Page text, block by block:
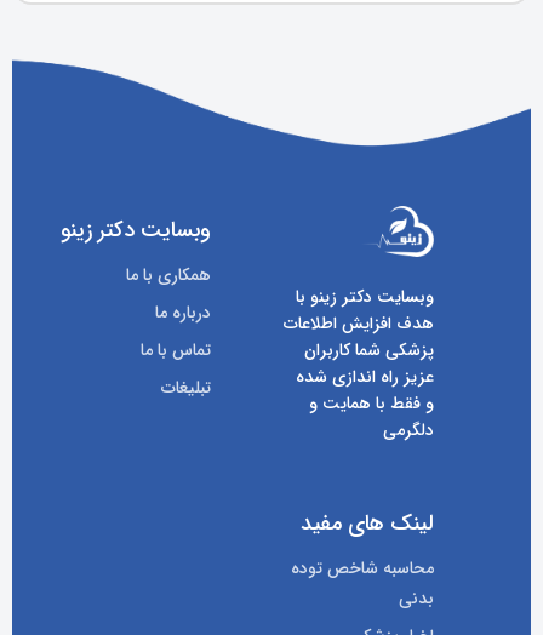
وبسایت دکتر زینو با
هدف افزایش اطلاعات
پزشکی شما کاربران
عزیز راه اندازی شده
و فقط با همایت و
دلگرمی
وبسایت دکتر زینو
همکاری با ما
درباره ما
تماس با ما
تبلیغات
لینک های مفید
محاسبه شاخص توده
بدنی